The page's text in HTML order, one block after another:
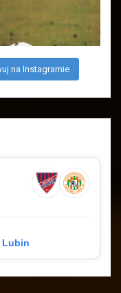
na Instagramie
Lubin